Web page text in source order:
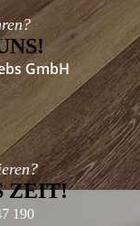
GmbH
ZEIT!
190